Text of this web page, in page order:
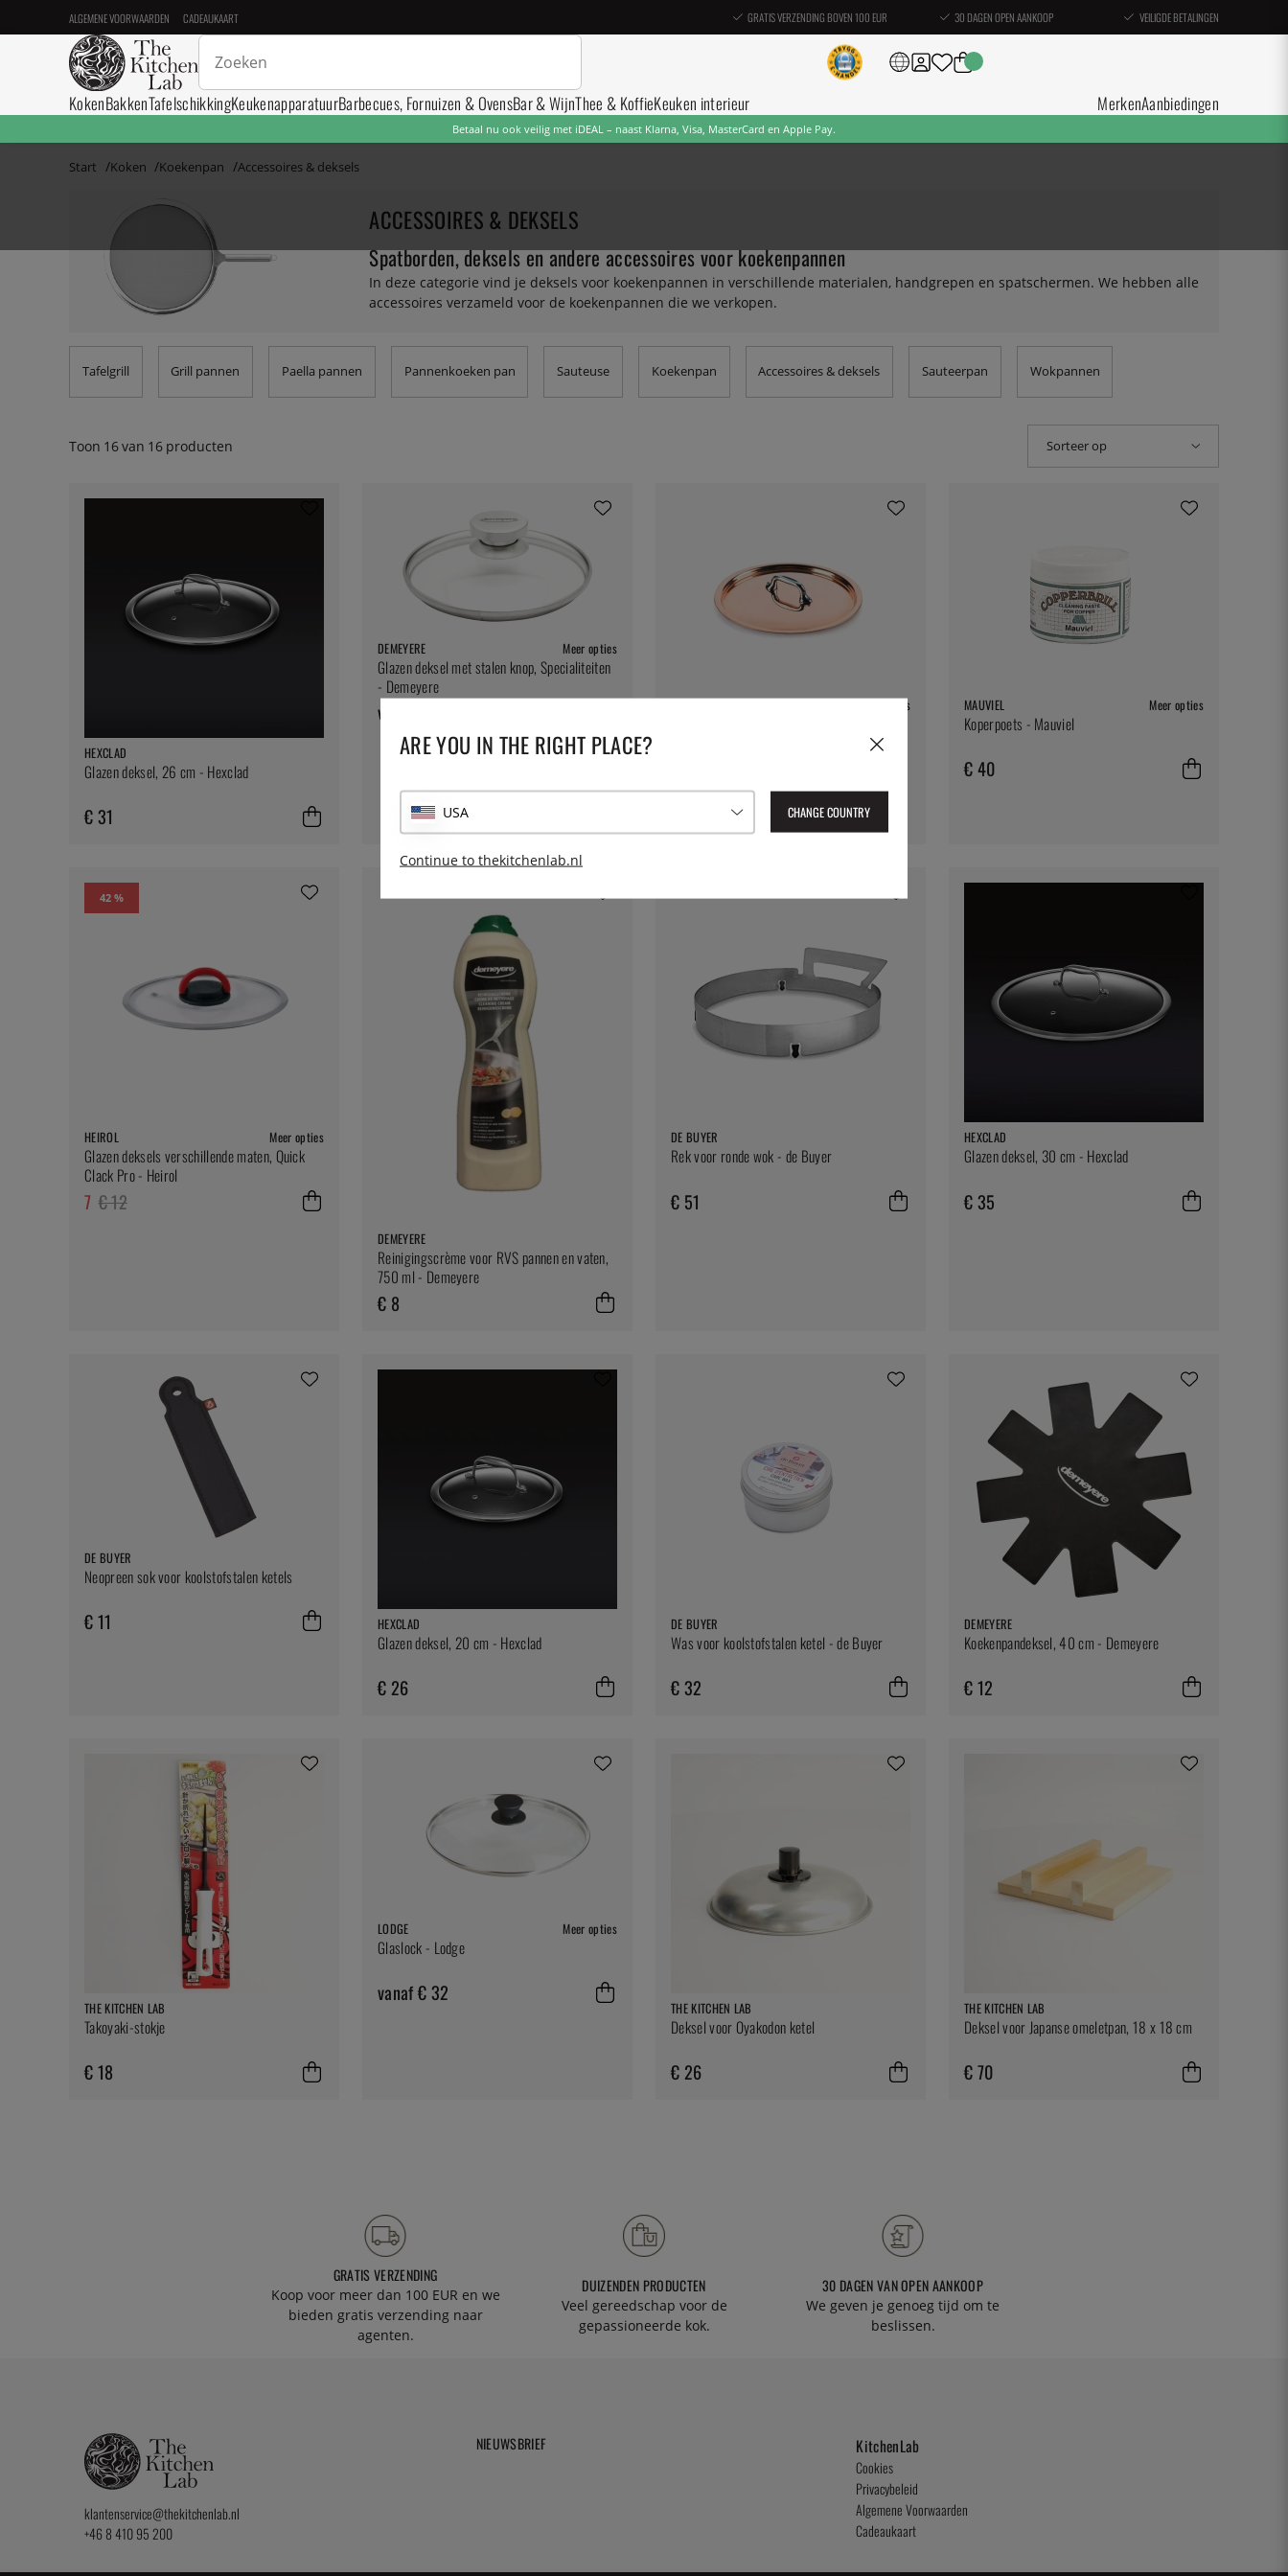
ALGEMENE VOORWAARDEN CADEAUKAART GRATIS VERZENDING BOVEN 100 EUR 30 DAGEN OPEN AANKOOP VEILIGDE BETALINGEN
KokenBakkenTafelschikkingKeukenapparatuurBarbecues, Fornuizen & OvensBar & WijnThee & KoffieKeuken interieur MerkenAanbiedingen
Betaal nu ook veilig met iDEAL – naast Klarna, Visa, MasterCard en Apple Pay.
Start Koken Koekenpan Accessoires & deksels
ACCESSOIRES & DEKSELS
Spatborden, deksels en andere accessoires voor koekenpannen
In deze categorie vind je deksels voor koekenpannen in verschillende materialen, handgrepen en spatschermen. We hebben alle
accessoires verzameld voor de koekenpannen die we verkopen.
Tafelgrill Grill pannen Paella pannen Pannenkoeken pan Sauteuse Koekenpan Accessoires & deksels Sauteerpan Wokpannen
Toon 16van 16 producten Sorteer op
HEXCLAD
Glazen deksel, 26 cm - Hexclad
€ 31
DEMEYERE Meer opties
Glazen deksel met stalen knop, Specialiteiten
- Demeyere
vanaf € 24 Meer opties MAUVIEL Meer opties
Koperpoets - Mauviel
€ 40
42 %
HEIROL Meer opties
Glazen deksels verschillende maten, Quick
Clack Pro - Heirol
7 € 12
DEMEYERE
Reinigingscrème voor RVS pannen en vaten,
750 ml - Demeyere
€ 8
DE BUYER
Rek voor ronde wok - de Buyer
€ 51
HEXCLAD
Glazen deksel, 30 cm - Hexclad
€ 35
DE BUYER
Neopreen sok voor koolstofstalen ketels
€ 11 HEXCLAD
Glazen deksel, 20 cm - Hexclad
€ 26
DE BUYER
Was voor koolstofstalen ketel - de Buyer
€ 32
DEMEYERE
Koekenpandeksel, 40 cm - Demeyere
€ 12
THE KITCHEN LAB
Takoyaki-stokje
€ 18
LODGE Meer opties
Glaslock - Lodge
vanaf € 32
THE KITCHEN LAB
Deksel voor Oyakodon ketel
€ 26
THE KITCHEN LAB
Deksel voor Japanse omeletpan, 18 x 18 cm
€ 70
GRATIS VERZENDING
Koop voor meer dan 100 EUR en we
bieden gratis verzending naar
agenten.
DUIZENDEN PRODUCTEN
Veel gereedschap voor de
gepassioneerde kok.
30 DAGEN VAN OPEN AANKOOP
We geven je genoeg tijd om te
beslissen.
klantenservice@thekitchenlab.nl
+46 8 410 95 200
NIEUWSBRIEF KitchenLab
Cookies
Privacybeleid
Algemene Voorwaarden
Cadeaukaart
ARE YOU IN THE RIGHT PLACE?
USA CHANGE COUNTRY
Continue to thekitchenlab.nl